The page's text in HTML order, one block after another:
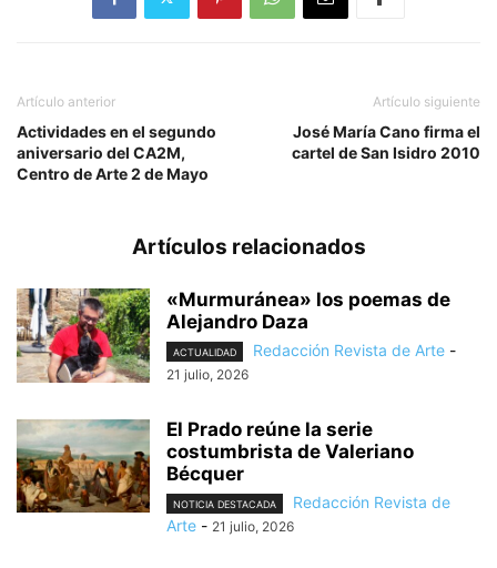
Artículo anterior
Actividades en el segundo
aniversario del CA2M,
Centro de Arte 2 de Mayo
Artículo siguiente
José María Cano firma el
cartel de San Isidro 2010
Artículos relacionados
«Murmuránea» los poemas de
Alejandro Daza
ACTUALIDAD Redacción Revista de Arte -
21 julio, 2026
El Prado reúne la serie
costumbrista de Valeriano
Bécquer
NOTICIA DESTACADA
Redacción Revista de
Arte - 21 julio, 2026